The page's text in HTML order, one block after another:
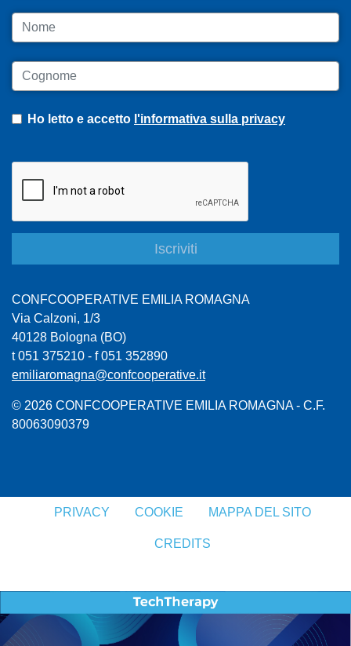
Nome
Cognome
Ho letto e accetto l'informativa sulla privacy
CONFCOOPERATIVE EMILIA ROMAGNA
Via Calzoni, 1/3
40128 Bologna (BO)
t 051 375210 - f 051 352890
emiliaromagna@confcooperative.it
© 2026 CONFCOOPERATIVE EMILIA ROMAGNA - C.F.
80063090379
PRIVACY COOKIE MAPPA DEL SITO
CREDITS